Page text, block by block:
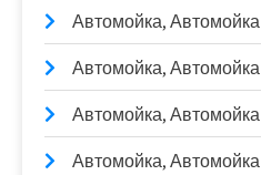
Автомойка, Автомойка
Автомойка, Автомойка
Автомойка, Автомойка
Автомойка, Автомойка